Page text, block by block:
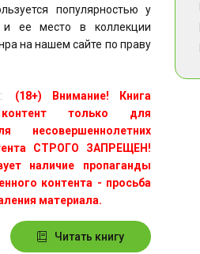
популярностью у
и ее место в коллекции
на нашем сайте по праву
(18+) Внимание! Книга
только для
несовершеннолетних
СТРОГО ЗАПРЕЩЕН!
наличие пропаганды
контента - просьба
материала.
Читать книгу